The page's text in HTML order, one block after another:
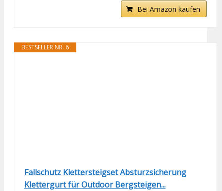
Bei Amazon kaufen
BESTSELLER NR. 6
Fallschutz Klettersteigset Absturzsicherung
Klettergurt für Outdoor Bergsteigen...